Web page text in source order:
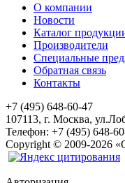
О компании
Новости
Каталог
Производители
Специальные
Обратная связь
Контакты
+7 (495) 648-60-47
107113, г. Москва,
Телефон: +7 (495) 648-
Copyright © 2009-2026